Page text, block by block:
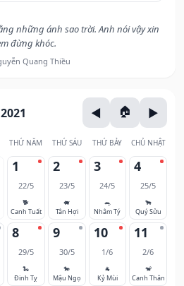
những ánh sao trời. Anh nói vậy xin
đừng khóc.
Quang Thiều
THỨ NĂM THỨ SÁU THỨ BẢY CHỦ NHẬT
1
22/5
🐕
Canh Tuất
2
23/5
🐖
Tân Hợi
3
24/5
🐀
Nhâm Tý
4
25/5
🐂
Quý Sửu
8
29/5
🐍
Đinh Tỵ
9
30/5
🐎
Mậu Ngọ
10
1/6
🐐
Kỷ Mùi
11
2/6
🐒
Canh Thân